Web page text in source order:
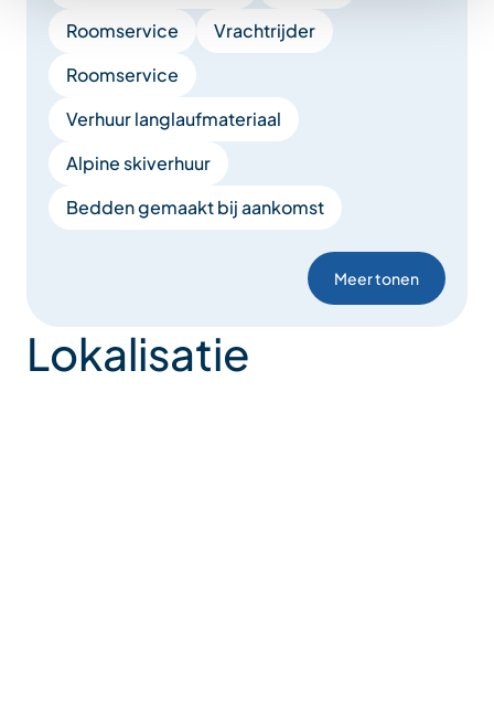
Roomservice
Vrachtrijder
Roomservice
Verhuur langlaufmateriaal
Alpine skiverhuur
Bedden gemaakt bij aankomst
Meer tonen
Lokalisatie